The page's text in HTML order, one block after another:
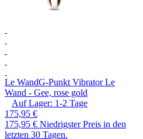
Le WandG-Punkt Vibrator Le
Wand - Gee, rose gold
Auf Lager: 1-2 Tage
175,95 €
175,95 € Niedrigster Preis in den
letzten 30 Tagen.